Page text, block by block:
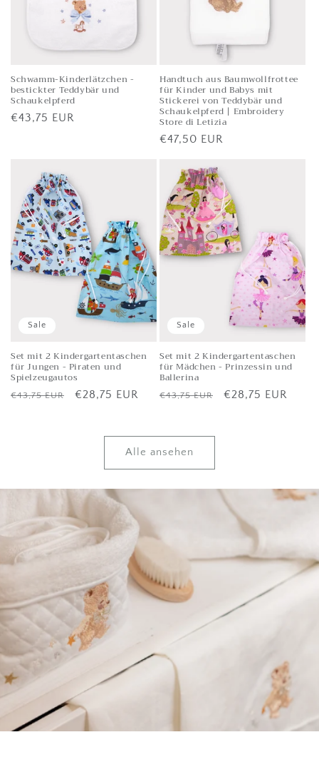
Schwamm-Kinderlätzchen -
bestickter Teddybär und
Schaukelpferd
Listenpreis
€43,75 EUR
Handtuch aus Baumwollfrottee
für Kinder und Babys mit
Stickerei von Teddybär und
Schaukelpferd | Embroidery
Store di Letizia
Listenpreis
€47,50 EUR
Sale
Set mit 2 Kindergartentaschen
für Jungen - Piraten und
Spielzeugautos
Listenpreis
€43,75 EUR Verkaufspreis
€28,75 EUR
Sale
Set mit 2 Kindergartentaschen
für Mädchen - Prinzessin und
Ballerina
Listenpreis
€43,75 EUR Verkaufspreis
€28,75 EUR
Alle ansehen